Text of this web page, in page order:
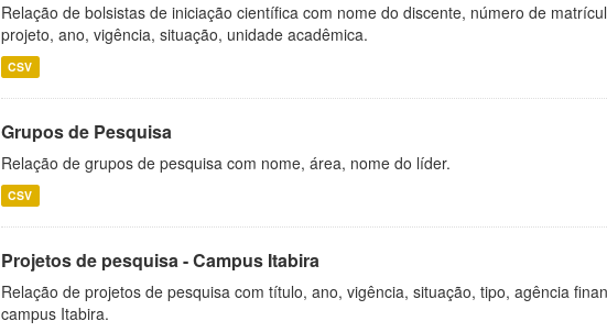
Relação de bolsistas de iniciação científica com nome do discente, número de
projeto, ano, vigência, situação, unidade acadêmica.
CSV
Grupos de Pesquisa
Relação de grupos de pesquisa com nome, área, nome do líder.
CSV
Projetos de pesquisa - Campus Itabira
Relação de projetos de pesquisa com título, ano, vigência, situação, tipo, agência
campus Itabira.